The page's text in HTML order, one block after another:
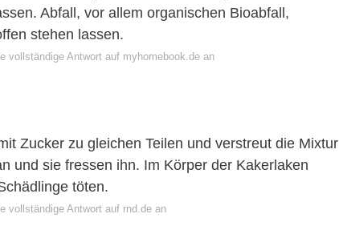
Abfall, vor allem organischen Bioabfall,
stehen lassen.
vollständige Antwort auf myhomebook.de an
Zucker zu gleichen Teilen und verstreut die Mixtur
und sie fressen ihn. Im Körper der Kakerlaken
töten.
vollständige Antwort auf rnd.de an